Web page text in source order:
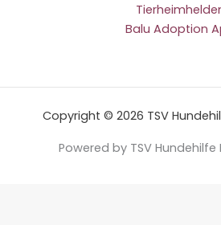
Balu Adoption
Copyright © 2026 TSV
Powered by TSV Hundehilfe